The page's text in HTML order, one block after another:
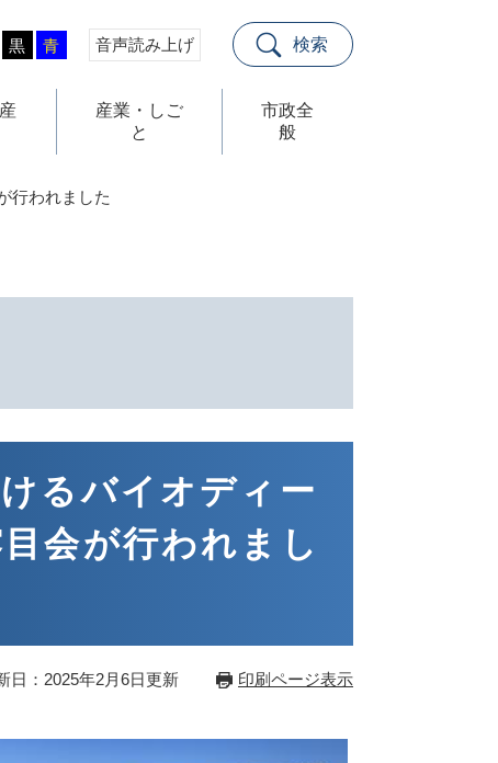
黒 青 音声読み上げ 検索
産業・しご
と
市政全
般
行われました
るバイオディー
会が行われまし
日：2025年2月6日更新 印刷ページ表示